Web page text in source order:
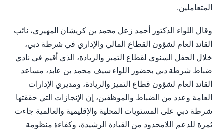
المتعاملين.
وقال اللواء الدكتور أحمد زعل محمد بن كريشان المهيري، نائب
القائد العام لشؤون القطاع المالي والإداري في شرطة دبي،
خلال الحفل السنوي لقطاع التميز والريادة، الذي أقيم في نادي
ضباط شرطة دبي بحضور اللواء سيف محمد بن عابد، مساعد
القائد العام لشؤون قطاع التميز والريادة، ومديري الإدارات
العامة وعدد من الضباط والموظفين، إن الإنجازات التي حققتها
شرطة دبي على المستويات المحلية والإقليمية والعالمية جاءت
ثمرة للدعم اللامحدود من القيادة الرشيدة، وكفاءة منظومة